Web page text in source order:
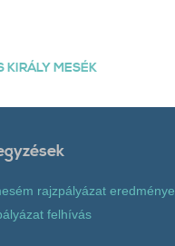
KIRÁLY MESÉK
rajzpályázat eredménye
felhívás